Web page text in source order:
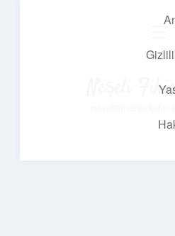
Neşeli